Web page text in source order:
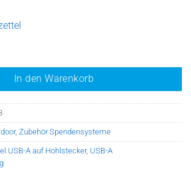
durch USB-A Stecker zu DC
In den Warenkorb
, Zubehör Spendensysteme
USB-A auf Hohlstecker, USB-A